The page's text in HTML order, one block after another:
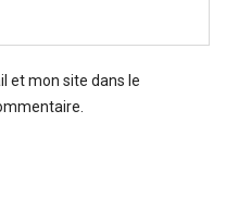
et mon site dans le